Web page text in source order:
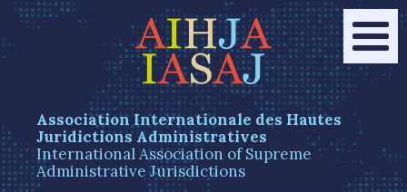
Association Internationale des Hautes
Juridictions Administratives
International Association of Supreme
Administrative Jurisdictions